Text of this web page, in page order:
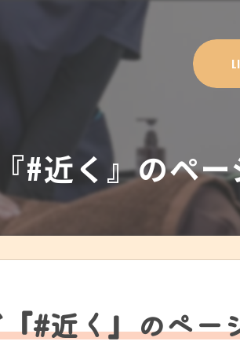
#近く』のペー
#近く』のペー